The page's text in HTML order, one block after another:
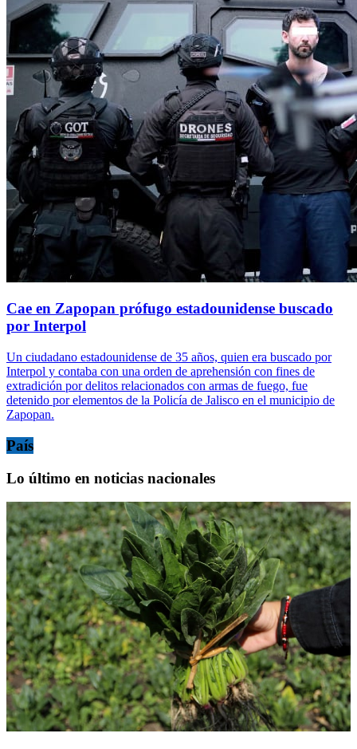
Cae en Zapopan prófugo estadounidense buscado
por Interpol
Un ciudadano estadounidense de 35 años, quien era buscado por
Interpol y contaba con una orden de aprehensión con fines de
extradición por delitos relacionados con armas de fuego, fue
detenido por elementos de la Policía de Jalisco en el municipio de
Zapopan.
País
Lo último en noticias nacionales